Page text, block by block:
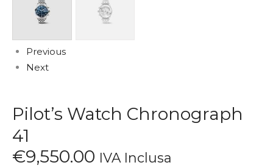
Previous
Next
Pilot’s Watch Chronograph
41
€9,550.00 IVA Inclusa